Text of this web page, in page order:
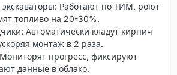
: Работают по ТИМ, роют
топливо на 20-30%.
: Автоматически кладут кирпич
монтаж в 2 раза.
прогресс, фиксируют
данные в облако.